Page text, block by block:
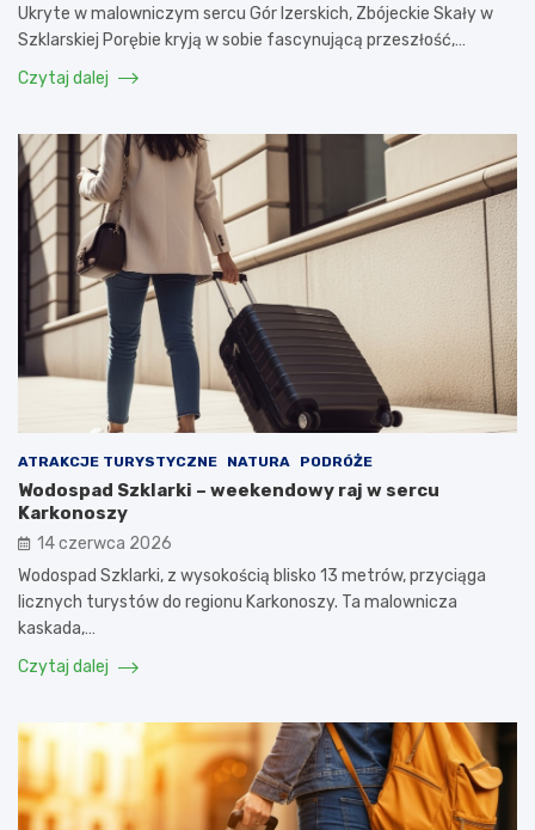
Ukryte w malowniczym sercu Gór Izerskich, Zbójeckie Skały w
Szklarskiej Porębie kryją w sobie fascynującą przeszłość,…
Czytaj dalej
ATRAKCJE TURYSTYCZNE NATURA PODRÓŻE
Wodospad Szklarki – weekendowy raj w sercu
Karkonoszy
14 czerwca 2026
Wodospad Szklarki, z wysokością blisko 13 metrów, przyciąga
licznych turystów do regionu Karkonoszy. Ta malownicza
kaskada,…
Czytaj dalej